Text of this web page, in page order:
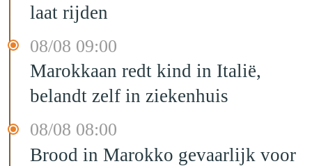
laat rijden
08/08 09:00
Marokkaan redt kind in Italië,
belandt zelf in ziekenhuis
08/08 08:00
Brood in Marokko gevaarlijk voor